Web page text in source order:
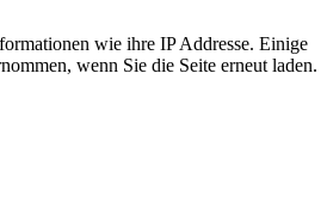
wie ihre IP Addresse. Einige
wenn Sie die Seite erneut laden.